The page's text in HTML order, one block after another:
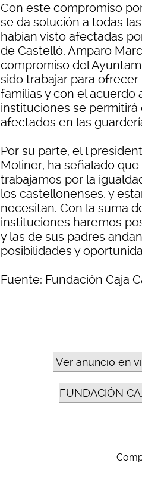
Con este compromiso
se da solución a todas
habían visto afectadas
de Castelló, Amparo
compromiso del
sido trabajar para
familias y con el acuerdo
instituciones se
afectados en las
Por su parte, el l
Moliner, ha señalado
trabajamos por la
los castellonenses, y
necesitan. Con la suma
instituciones haremos
y las de sus padres
posibilidades y
Fuente: Fundación Caja
Ver anuncio en
FUNDACIÓN